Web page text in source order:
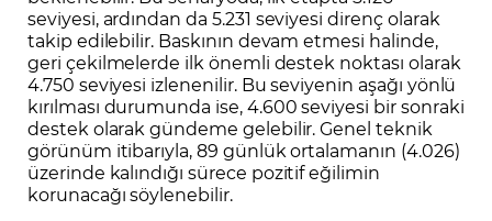
seviyesi, ardından da 5.231 seviyesi direnç olarak
takip edilebilir. Baskının devam etmesi halinde,
geri çekilmelerde ilk önemli destek noktası olarak
4.750 seviyesi izlenenilir. Bu seviyenin aşağı yönlü
kırılması durumunda ise, 4.600 seviyesi bir sonraki
destek olarak gündeme gelebilir. Genel teknik
görünüm itibarıyla, 89 günlük ortalamanın (4.026)
üzerinde kalındığı sürece pozitif eğilimin
korunacağı söylenebilir.